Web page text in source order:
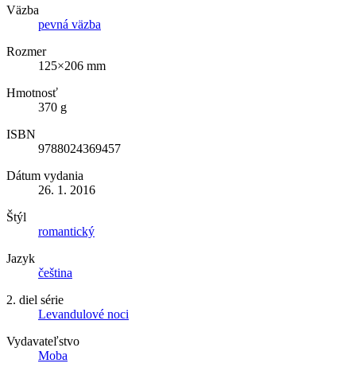
Väzba
pevná väzba
Rozmer
125×206 mm
Hmotnosť
370 g
ISBN
9788024369457
Dátum vydania
26. 1. 2016
Štýl
romantický
Jazyk
čeština
2. diel série
Levandulové noci
Vydavateľstvo
Moba